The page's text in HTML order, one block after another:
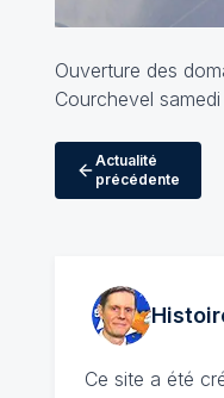
Ouverture des
Courchevel
Actualité
précédente
Ce site a été